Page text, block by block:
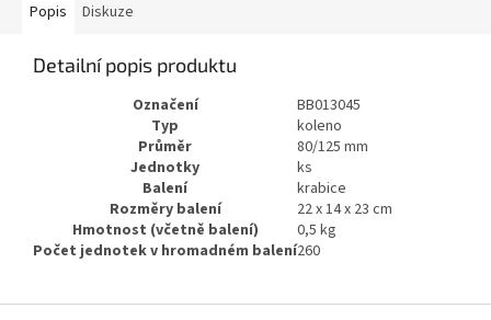
Popis Diskuze
Detailní popis produktu
Označení
BB013045
Typ
koleno
Průměr
80/125 mm
Jednotky
ks
Balení
krabice
Rozměry balení
22 x 14 x 23 cm
Hmotnost (včetně balení)
0,5 kg
Počet jednotek v hromadném balení260